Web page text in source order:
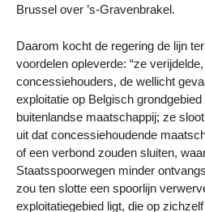
Brussel over ’s-Gravenbrakel.
Daarom kocht de regering de lijn
voordelen opleverde: “ze
concessiehouders, de wellicht
exploitatie op Belgisch
buitenlandse maatschappij; ze
uit dat concessiehoudende
of een verbond zouden sluiten,
Staatsspoorwegen minder
zou ten slotte een spoorlijn
exploitatiegebied ligt, die op